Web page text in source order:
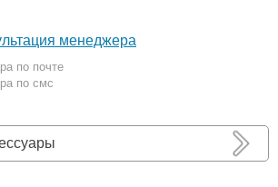
менеджера
по почте
по смс